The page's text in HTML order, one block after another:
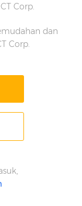
Corp.
dan
Corp.